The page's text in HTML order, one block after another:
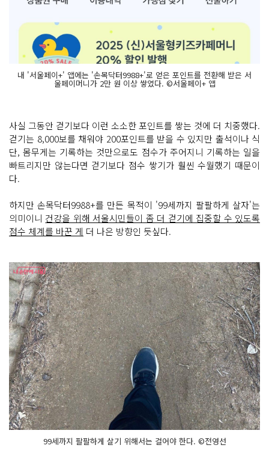
내 '서울페이+' 앱에는 '손목닥터9988+'로 얻은 포인트를 전환해 받은 서
울페이머니가 2만 원 이상 쌓였다. ©서울페이+ 앱
사실 그동안 걷기보다 이런 소소한 포인트를 쌓는 것에 더 치중했다.
걷기는 8,000보를 채워야 200포인트를 받을 수 있지만 출석이나 식
단, 몸무게는 기록하는 것만으로도 점수가 주어지니 기록하는 일을
빠트리지만 않는다면 걷기보다 점수 쌓기가 훨씬 수월했기 때문이
다.
하지만 손목닥터9988+를 만든 목적이 '99세까지 팔팔하게 살자'는
의미이니 건강을 위해 서울시민들이 좀 더 걷기에 집중할 수 있도록
점수 체계를 바꾼 게 더 나은 방향인 듯싶다.
99세까지 팔팔하게 살기 위해서는 걸어야 한다. ©전영선